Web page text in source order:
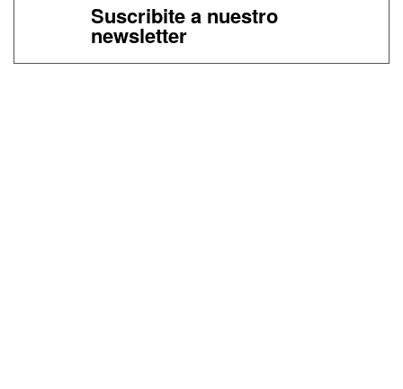
Suscribite a nuestro
newsletter